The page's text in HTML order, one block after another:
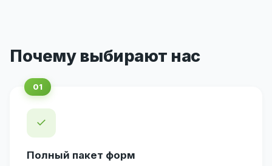
Почему выбирают нас
✓
Полный пакет форм